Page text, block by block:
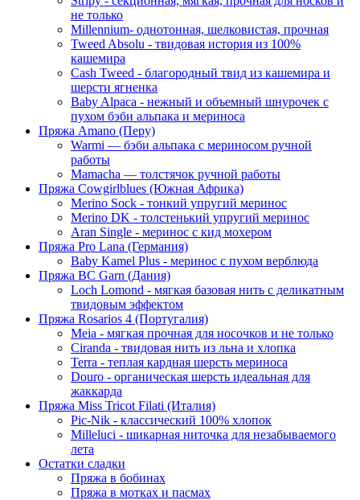
не только
Millennium- однотонная, шелковистая, прочная
Tweed Absolu - твидовая история из 100%
кашемира
Cash Tweed - благородный твид из кашемира и
шерсти ягненка
Baby Alpaca - нежный и объемный шнурочек с
пухом бэби альпака и мериноса
Пряжа Amano (Перу)
Warmi — бэби альпака с мериносом ручной
работы
Mamacha — толстячок ручной работы
Пряжа Cowgirlblues (Южная Африка)
Merino Sock - тонкий упругий меринос
Merino DK - толстенький упругий меринос
Aran Single - меринос с кид мохером
Пряжа Pro Lana (Германия)
Baby Kamel Plus - меринос с пухом верблюда
Пряжа BC Garn (Дания)
Loch Lomond - мягкая базовая нить с деликатным
твидовым эффектом
Пряжа Rosarios 4 (Португалия)
Meia - мягкая прочная для носочков и не только
Ciranda - твидовая нить из льна и хлопка
Terra - теплая кардная шерсть мериноса
Douro - органическая шерсть идеальная для
жаккарда
Пряжа Miss Tricot Filati (Италия)
Pic-Nik - классический 100% хлопок
Milleluci - шикарная ниточка для незабываемого
лета
Остатки сладки
Пряжа в бобинах
Пряжа в мотках и пасмах